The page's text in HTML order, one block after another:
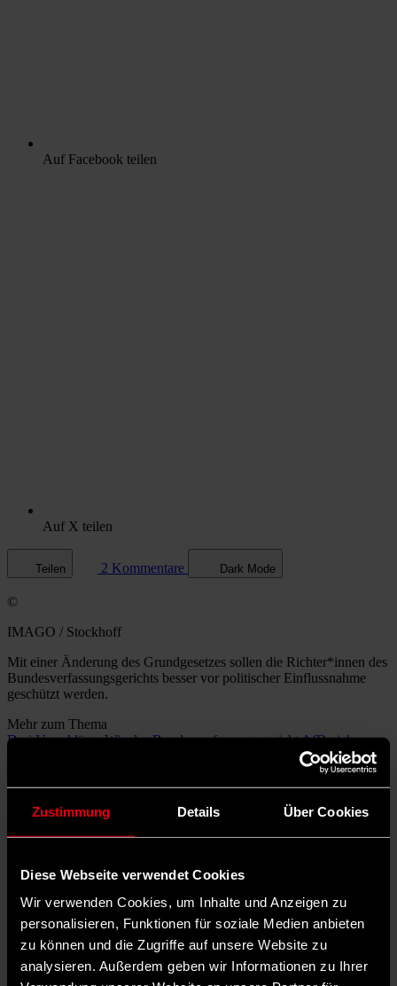
Zustimmung Details Über Cookies
Diese Webseite verwendet Cookies
Wir verwenden Cookies, um Inhalte und Anzeigen zu
personalisieren, Funktionen für soziale Medien anbieten
zu können und die Zugriffe auf unsere Website zu
analysieren. Außerdem geben wir Informationen zu Ihrer
Auf Facebook teilen
Auf X teilen
Teilen 2 Kommentare Dark Mode
©
IMAGO / Stockhoff
Mit einer Änderung des Grundgesetzes sollen die Richter*innen des
Bundesverfassungsgerichts besser vor politischer Einflussnahme
geschützt werden.
Mehr zum Thema
Drei Vorschläge: Wie das Bundesverfassungsgericht AfD-sicher
Wie das Verfassungsgericht vor seinen Feinden geschützt werden
soll
Polen: Warum es der Regierung schwerfällt, den Rechtsstaat
wiederherzustellen
der Fraktion von CDU/CSU angestoßen haben
das Bundesverfassungsgericht besser vor politischer Einflussnahme
Was ist die Befürchtung der vier
Fraktionen?